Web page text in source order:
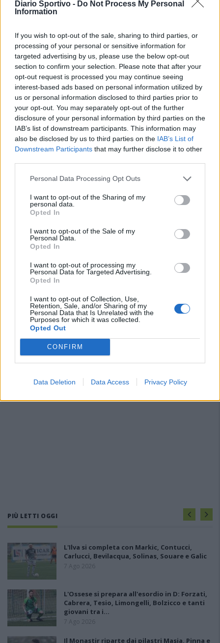
Diario Sportivo - Do Not Process My Personal
Information
If you wish to opt-out of the sale, sharing to third parties, or
processing of your personal or sensitive information for
targeted advertising by us, please use the below opt-out
section to confirm your selection. Please note that after your
opt-out request is processed you may continue seeing
interest-based ads based on personal information utilized by
us or personal information disclosed to third parties prior to
your opt-out. You may separately opt-out of the further
disclosure of your personal information by third parties on the
IAB’s list of downstream participants. This information may
also be disclosed by us to third parties on the IAB’s List of
Downstream Participants that may further disclose it to other
Personal Data Processing Opt Outs
I want to opt-out of the Sharing of my
personal data.
Opted In
I want to opt-out of the Sale of my
Personal Data.
Opted In
I want to opt-out of processing my
Personal Data for Targeted Advertising.
Opted In
I want to opt-out of Collection, Use,
Retention, Sale, and/or Sharing of my
Personal Data that Is Unrelated with the
Purposes for which it was collected.
Opted Out
CONFIRM
Data Deletion Data Access Privacy Policy
La Villacidrese torna in Eccellenza,
31 Lug 2026
Carbonia, l'ex presidente Canu: «Lasciai i
soldi per pagare le vertenze, Meloni si
assuma le responsabilità»
31 Lug 2026
Il Carbonia non si iscrive, Meloni:
«Impossibilitati nel far fronte alle vertenze
dei giocatori»
31 Lug 2026
PIÙ LETTI OGGI
L'Ilva si completa con Markic, Contucci,
Carlucci, Bevilacqua, Solinas, Souare e Galic
7 Ago 2026
L'Ossese si prepara all'esordio in D: Forzati,
Cabrera, Tesio, Limongelli, Bolzicco e tanti
giovani tra i…
7 Ago 2026
Il Monastir riparte dai pilastri Masia, Pinna e